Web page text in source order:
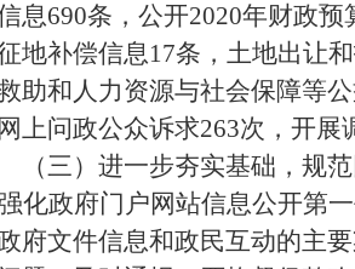
息690条，公开2020年财政
地补偿信息17条，土地出让
助和人力资源与社会保障等
上问政公众诉求263次，开展
（三）进一步夯实基础，规
化政府门户网站信息公开第
府文件信息和政民互动的主